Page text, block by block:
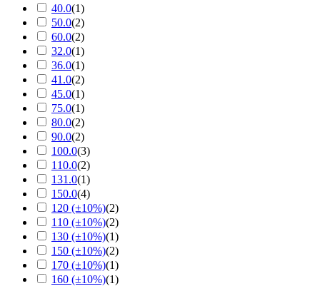
40.0(1)
50.0(2)
60.0(2)
32.0(1)
36.0(1)
41.0(2)
45.0(1)
75.0(1)
80.0(2)
90.0(2)
100.0(3)
110.0(2)
131.0(1)
150.0(4)
120 (±10%)(2)
110 (±10%)(2)
130 (±10%)(1)
150 (±10%)(2)
170 (±10%)(1)
160 (±10%)(1)